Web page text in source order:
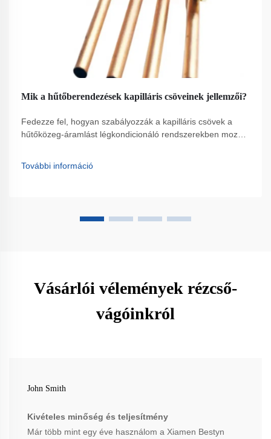
Mik a hűtőberendezések kapilláris csöveinek jellemzői?
Fedezze fel, hogyan szabályozzák a kapilláris csövek a
hűtőközeg-áramlást légkondicionáló rendszerekben mozgó
További információ
Vásárlói vélemények rézcső-
vágóinkról
John Smith
Kivételes minőség és teljesítmény
Már több mint egy éve használom a Xiamen Bestyn